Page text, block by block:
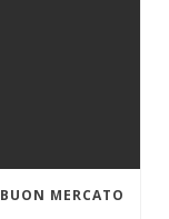
MERCATO